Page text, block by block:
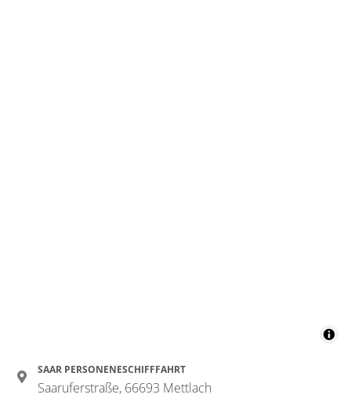
SAAR PERSONENESCHIFFFAHRT
Saaruferstraße, 66693 Mettlach